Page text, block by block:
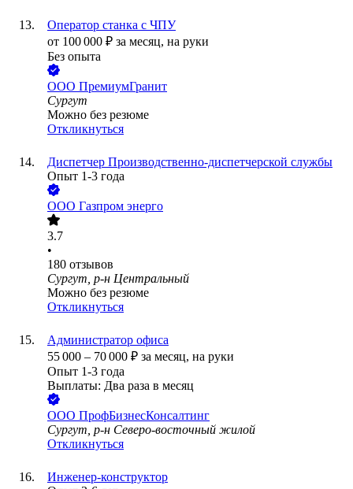
Оператор станка с ЧПУ
от 100 000 ₽ за месяц, на руки
Без опыта
ООО ПремиумГранит
Сургут
Можно без резюме
Откликнуться
Диспетчер Производственно-диспетчерской службы
Опыт 1-3 года
ООО Газпром энерго
3.7
•
180 отзывов
Сургут, р-н Центральный
Можно без резюме
Откликнуться
Администратор офиса
55 000 – 70 000 ₽ за месяц, на руки
Опыт 1-3 года
Выплаты: Два раза в месяц
ООО ПрофБизнесКонсалтинг
Сургут, р-н Северо-восточный жилой
Откликнуться
Инженер-конструктор